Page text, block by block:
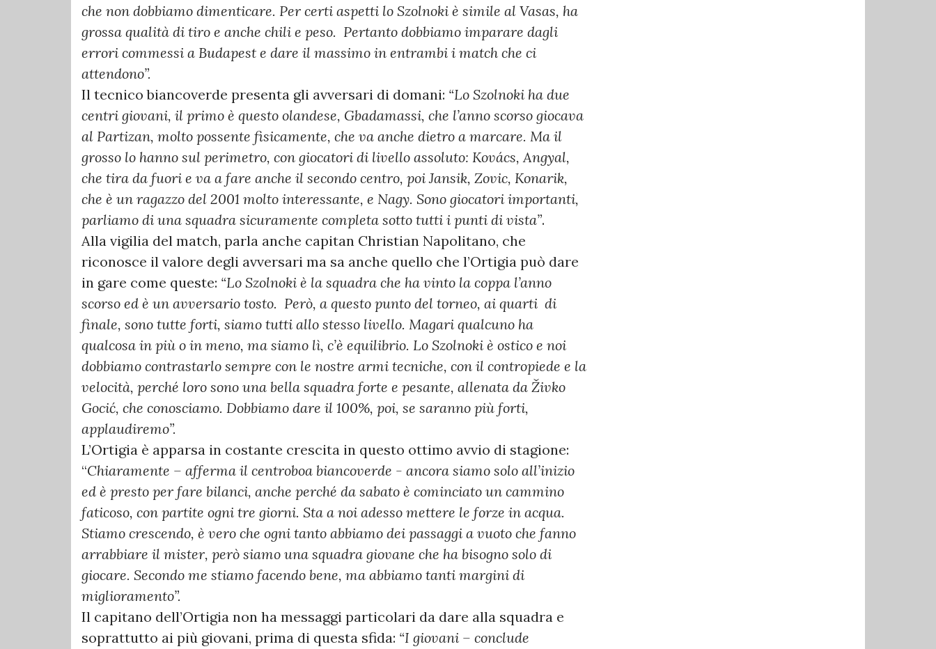
che non dobbiamo dimenticare. Per certi aspetti lo Szolnoki è simile al Vasas, ha
grossa qualità di tiro e anche chili e peso. Pertanto dobbiamo imparare dagli
errori commessi a Budapest e dare il massimo in entrambi i match che ci
attendono”.
Il tecnico biancoverde presenta gli avversari di domani: “Lo Szolnoki ha due
centri giovani, il primo è questo olandese, Gbadamassi, che l’anno scorso giocava
al Partizan, molto possente fisicamente, che va anche dietro a marcare. Ma il
grosso lo hanno sul perimetro, con giocatori di livello assoluto: Kovács, Angyal,
che tira da fuori e va a fare anche il secondo centro, poi Jansik, Zovic, Konarik,
che è un ragazzo del 2001 molto interessante, e Nagy. Sono giocatori importanti,
parliamo di una squadra sicuramente completa sotto tutti i punti di vista”.
Alla vigilia del match, parla anche capitan Christian Napolitano, che
riconosce il valore degli avversari ma sa anche quello che l’Ortigia può dare
in gare come queste: “Lo Szolnoki è la squadra che ha vinto la coppa l’anno
scorso ed è un avversario tosto. Però, a questo punto del torneo, ai quarti di
finale, sono tutte forti, siamo tutti allo stesso livello. Magari qualcuno ha
qualcosa in più o in meno, ma siamo lì, c’è equilibrio. Lo Szolnoki è ostico e noi
dobbiamo contrastarlo sempre con le nostre armi tecniche, con il contropiede e la
velocità, perché loro sono una bella squadra forte e pesante, allenata da Živko
Gocić, che conosciamo. Dobbiamo dare il 100%, poi, se saranno più forti,
applaudiremo”.
L’Ortigia è apparsa in costante crescita in questo ottimo avvio di stagione:
“Chiaramente – afferma il centroboa biancoverde - ancora siamo solo all’inizio
ed è presto per fare bilanci, anche perché da sabato è cominciato un cammino
faticoso, con partite ogni tre giorni. Sta a noi adesso mettere le forze in acqua.
Stiamo crescendo, è vero che ogni tanto abbiamo dei passaggi a vuoto che fanno
arrabbiare il mister, però siamo una squadra giovane che ha bisogno solo di
giocare. Secondo me stiamo facendo bene, ma abbiamo tanti margini di
miglioramento”.
Il capitano dell’Ortigia non ha messaggi particolari da dare alla squadra e
soprattutto ai più giovani, prima di questa sfida: “I giovani – conclude